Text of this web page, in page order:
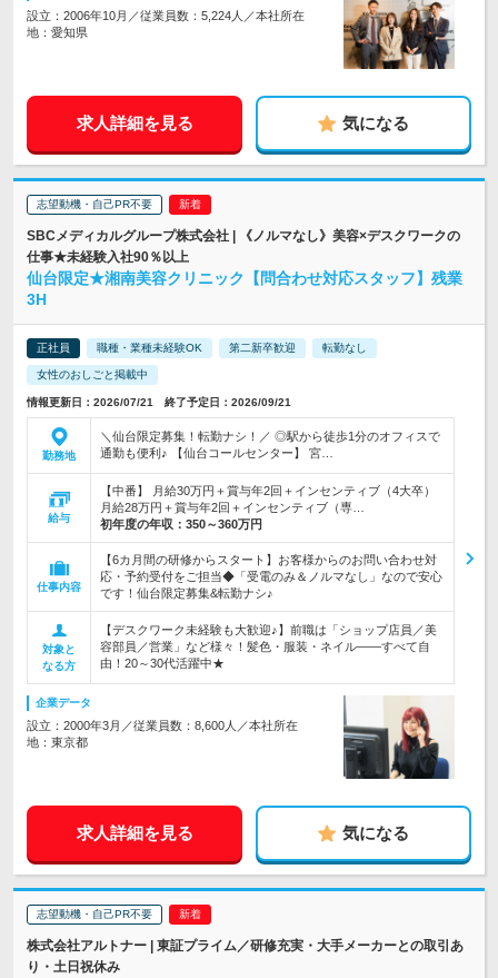
設立：2006年10月／従業員数：5,224人／本社所在
地：愛知県
求人詳細を見る 気になる
志望動機・自己PR不要
SBCメディカルグループ株式会社 | 《ノルマなし》美容×デスクワークの
仕事★未経験入社90％以上
仙台限定★湘南美容クリニック【問合わせ対応スタッフ】残業
3H
正社員 職種・業種未経験OK 第二新卒歓迎 転勤なし
女性のおしごと掲載中
情報更新日：2026/07/21 終了予定日：2026/09/21
勤務地
＼仙台限定募集！転勤ナシ！／ ◎駅から徒歩1分のオフィスで
通勤も便利♪ 【仙台コールセンター】 宮…
給与
【中番】 月給30万円＋賞与年2回＋インセンティブ（4大卒）
月給28万円＋賞与年2回＋インセンティブ（専…
初年度の年収： 350～360万円
仕事内容
【6カ月間の研修からスタート】お客様からのお問い合わせ対
応・予約受付をご担当◆「受電のみ＆ノルマなし」なので安心
です！仙台限定募集&転勤ナシ♪
対象と
なる方
【デスクワーク未経験も大歓迎♪】前職は「ショップ店員／美
容部員／営業」など様々！髪色・服装・ネイル――すべて自
由！20～30代活躍中★
企業データ
設立：2000年3月／従業員数：8,600人／本社所在
地：東京都
求人詳細を見る 気になる
志望動機・自己PR不要
株式会社アルトナー | 東証プライム／研修充実・大手メーカーとの取引あ
り・土日祝休み